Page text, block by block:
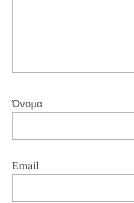
Όνομα
Email